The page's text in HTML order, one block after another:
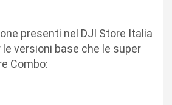
presenti nel DJI Store Italia
versioni base che le super
Combo: